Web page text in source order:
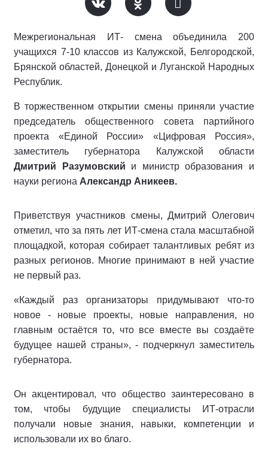
Межрегиональная ИТ- смена объединила 200
учащихся 7-10 классов из Калужской, Белгородской,
Брянской областей, Донецкой и Луганской Народных
Республик.
В торжественном открытии смены приняли участие
председатель общественного совета партийного
проекта «Единой России» «Цифровая Россия»,
заместитель губернатора Калужской области
Дмитрий Разумовский и министр образования и
науки региона Александр Аникеев.
Приветствуя участников смены, Дмитрий Олегович
отметил, что за пять лет ИТ-смена стала масштабной
площадкой, которая собирает талантливых ребят из
разных регионов. Многие принимают в ней участие
не первый раз.
«Каждый раз организаторы придумывают что-то
новое - новые проекты, новые направления, но
главным остаётся то, что все вместе вы создаёте
будущее нашей страны», - подчеркнул заместитель
губернатора.
Он акцентировал, что общество заинтересовано в
том, чтобы будущие специалисты ИТ-отрасли
получали новые знания, навыки, компетенции и
использовали их во благо.